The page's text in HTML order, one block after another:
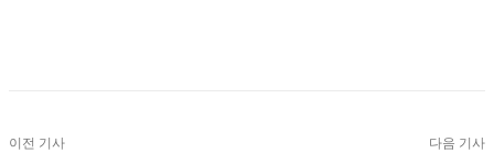
이전 기사 다음 기사